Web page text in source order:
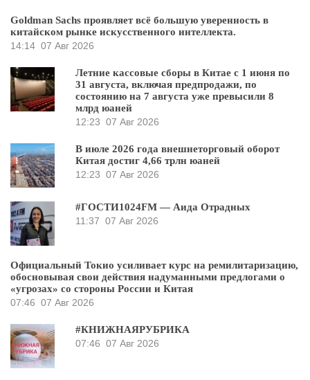
Goldman Sachs проявляет всё большую уверенность в
китайском рынке искусственного интеллекта.
14:14 07 Авг 2026
Летние кассовые сборы в Китае с 1 июня по
31 августа, включая предпродажи, по
состоянию на 7 августа уже превысили 8
млрд юаней
12:23 07 Авг 2026
В июле 2026 года внешнеторговый оборот
Китая достиг 4,66 трлн юаней
12:23 07 Авг 2026
#ГОСТИ1024FM — Аида Отрадных
11:37 07 Авг 2026
Официальный Токио усиливает курс на ремилитаризацию,
обосновывая свои действия надуманными предлогами о
«угрозах» со стороны России и Китая
07:46 07 Авг 2026
#КНИЖНАЯРУБРИКА
07:46 07 Авг 2026